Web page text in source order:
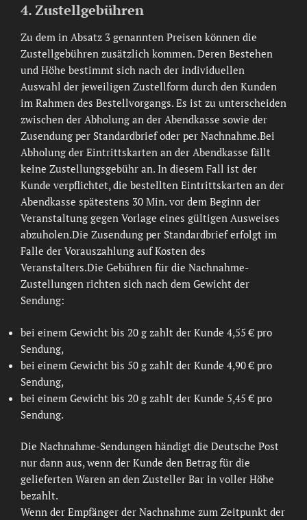
4. Zustellgebühren
Zu dem in Absatz 3 genannten Preisen können die
Zustellgebühren zusätzlich kommen. Deren Bestehen
und Höhe bestimmt sich nach der individuellen
Auswahl der jeweiligen Zustellform durch den Kunden
im Rahmen des Bestellvorgangs. Es ist zu unterscheiden
zwischen der Abholung an der Abendkasse sowie der
Zusendung per Standardbrief oder per Nachnahme.Bei
Abholung der Eintrittskarten an der Abendkasse fällt
keine Zustellungsgebühr an. In diesem Fall ist der
Kunde verpflichtet, die bestellten Eintrittskarten an der
Abendkasse spätestens 30 Min. vor dem Beginn der
Veranstaltung gegen Vorlage eines gültigen Ausweises
abzuholen.Die Zusendung per Standardbrief erfolgt im
Falle der Vorauszahlung auf Kosten des
Veranstalters.Die Gebühren für die Nachnahme-
Zustellungen richten sich nach dem Gewicht der
Sendung:
bei einem Gewicht bis 20 g zahlt der Kunde 4,55 € pro
Sendung,
bei einem Gewicht bis 50 g zahlt der Kunde 4,90 € pro
Sendung,
bei einem Gewicht bis 20 g zahlt der Kunde 5,45 € pro
Sendung.
Die Nachnahme-Sendungen händigt die Deutsche Post
nur dann aus, wenn der Kunde den Betrag für die
gelieferten Waren an den Zusteller Bar in voller Höhe
bezahlt.
Wenn der Empfänger der Nachnahme zum Zeitpunkt der